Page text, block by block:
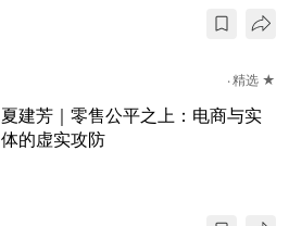
精选 ★
夏建芳｜零售公平之上：电商与实
体的虚实攻防